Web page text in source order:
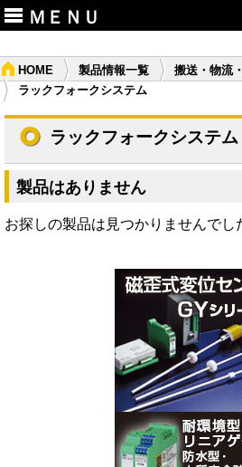
ＭＥＮＵ
HOME 製品情報一覧
搬送・物流
ラックフォークシステム
ラックフォークシステム
製品はありません
お探しの製品は見つかりませんでし